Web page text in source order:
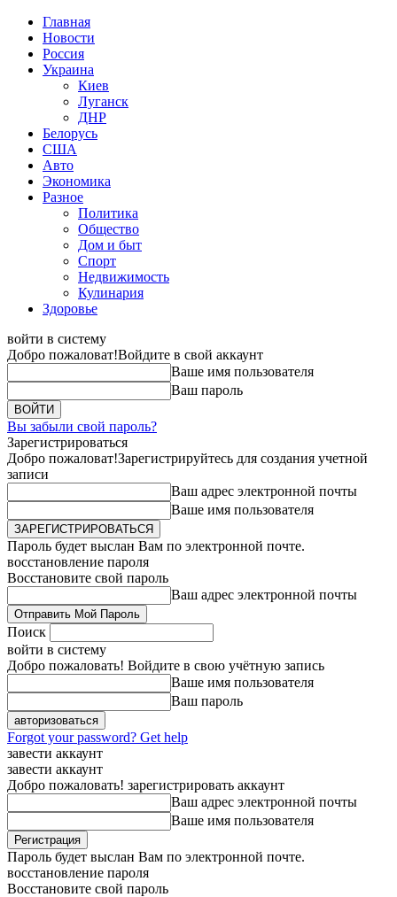
Главная
Новости
Россия
Украина
Киев
Луганск
ДНР
Белорусь
США
Авто
Экономика
Разное
Политика
Общество
Дом и быт
Спорт
Недвижимость
Кулинария
Здоровье
войти в систему
Добро пожаловат!Войдите в свой аккаунт
Ваше имя пользователя
Ваш пароль
Вы забыли свой пароль?
Зарегистрироваться
Добро пожаловат!Зарегистрируйтесь для создания учетной
записи
Ваш адрес электронной почты
Ваше имя пользователя
Пароль будет выслан Вам по электронной почте.
восстановление пароля
Восстановите свой пароль
Ваш адрес электронной почты
Поиск
войти в систему
Добро пожаловать! Войдите в свою учётную запись
Ваше имя пользователя
Ваш пароль
Forgot your password? Get help
завести аккаунт
завести аккаунт
Добро пожаловать! зарегистрировать аккаунт
Ваш адрес электронной почты
Ваше имя пользователя
Пароль будет выслан Вам по электронной почте.
восстановление пароля
Восстановите свой пароль